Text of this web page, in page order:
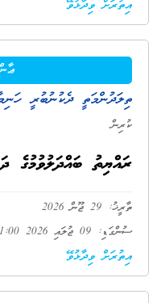
އިތުރަށް ވިދާޅުވޭ
ތިލަދުންމަތީ ދެކުނުބުރީ
ކުރިން
ރައްޔިތު ބައްދަލުވުމުގެ
ތާރީޚު: 29 ޖޫން 2026
ސުންގަޑި: 09 ޖުލައި 2026 21:00
އިތުރަށް ވިދާޅުވޭ